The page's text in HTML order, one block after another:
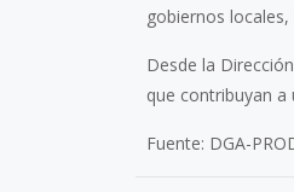
gobiernos
Desde la
que contribuyan
Fuente: DGA-